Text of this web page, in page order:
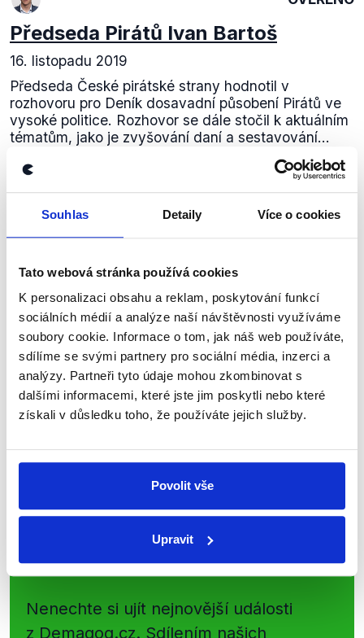
Souhlas Detaily Více o cookies
Tato webová stránka používá cookies
K personalizaci obsahu a reklam, poskytování funkcí
sociálních médií a analýze naší návštěvnosti využíváme
soubory cookie. Informace o tom, jak náš web používáte,
sdílíme se svými partnery pro sociální média, inzerci a
analýzy. Partneři tyto údaje mohou zkombinovat s
dalšími informacemi, které jste jim poskytli nebo které
získali v důsledku toho, že používáte jejich služby.
Povolit vše
Upravit
Předseda Pirátů Ivan Bartoš
16. listopadu 2019
Předseda České pirátské strany hodnotil v
rozhovoru pro Deník dosavadní působení Pirátů ve
vysoké politice. Rozhovor se dále stočil k aktuálním
tématům, jako je zvyšování daní a sestavování...
Číst dál
Přihlaste se k odběru našeho
newsletteru nebowhatsappového
kanálu, kde pravidelně přinášíme
shrnutí nejzajímavějších článků a analýz.
Začněte nás odebírat, a mějte tak
přehled o tom, jaké dezinformace a
WhatsApp
Sociální sítě
Nenechte si ujít nejnovější události
z Demagog.cz. Sdílením našich